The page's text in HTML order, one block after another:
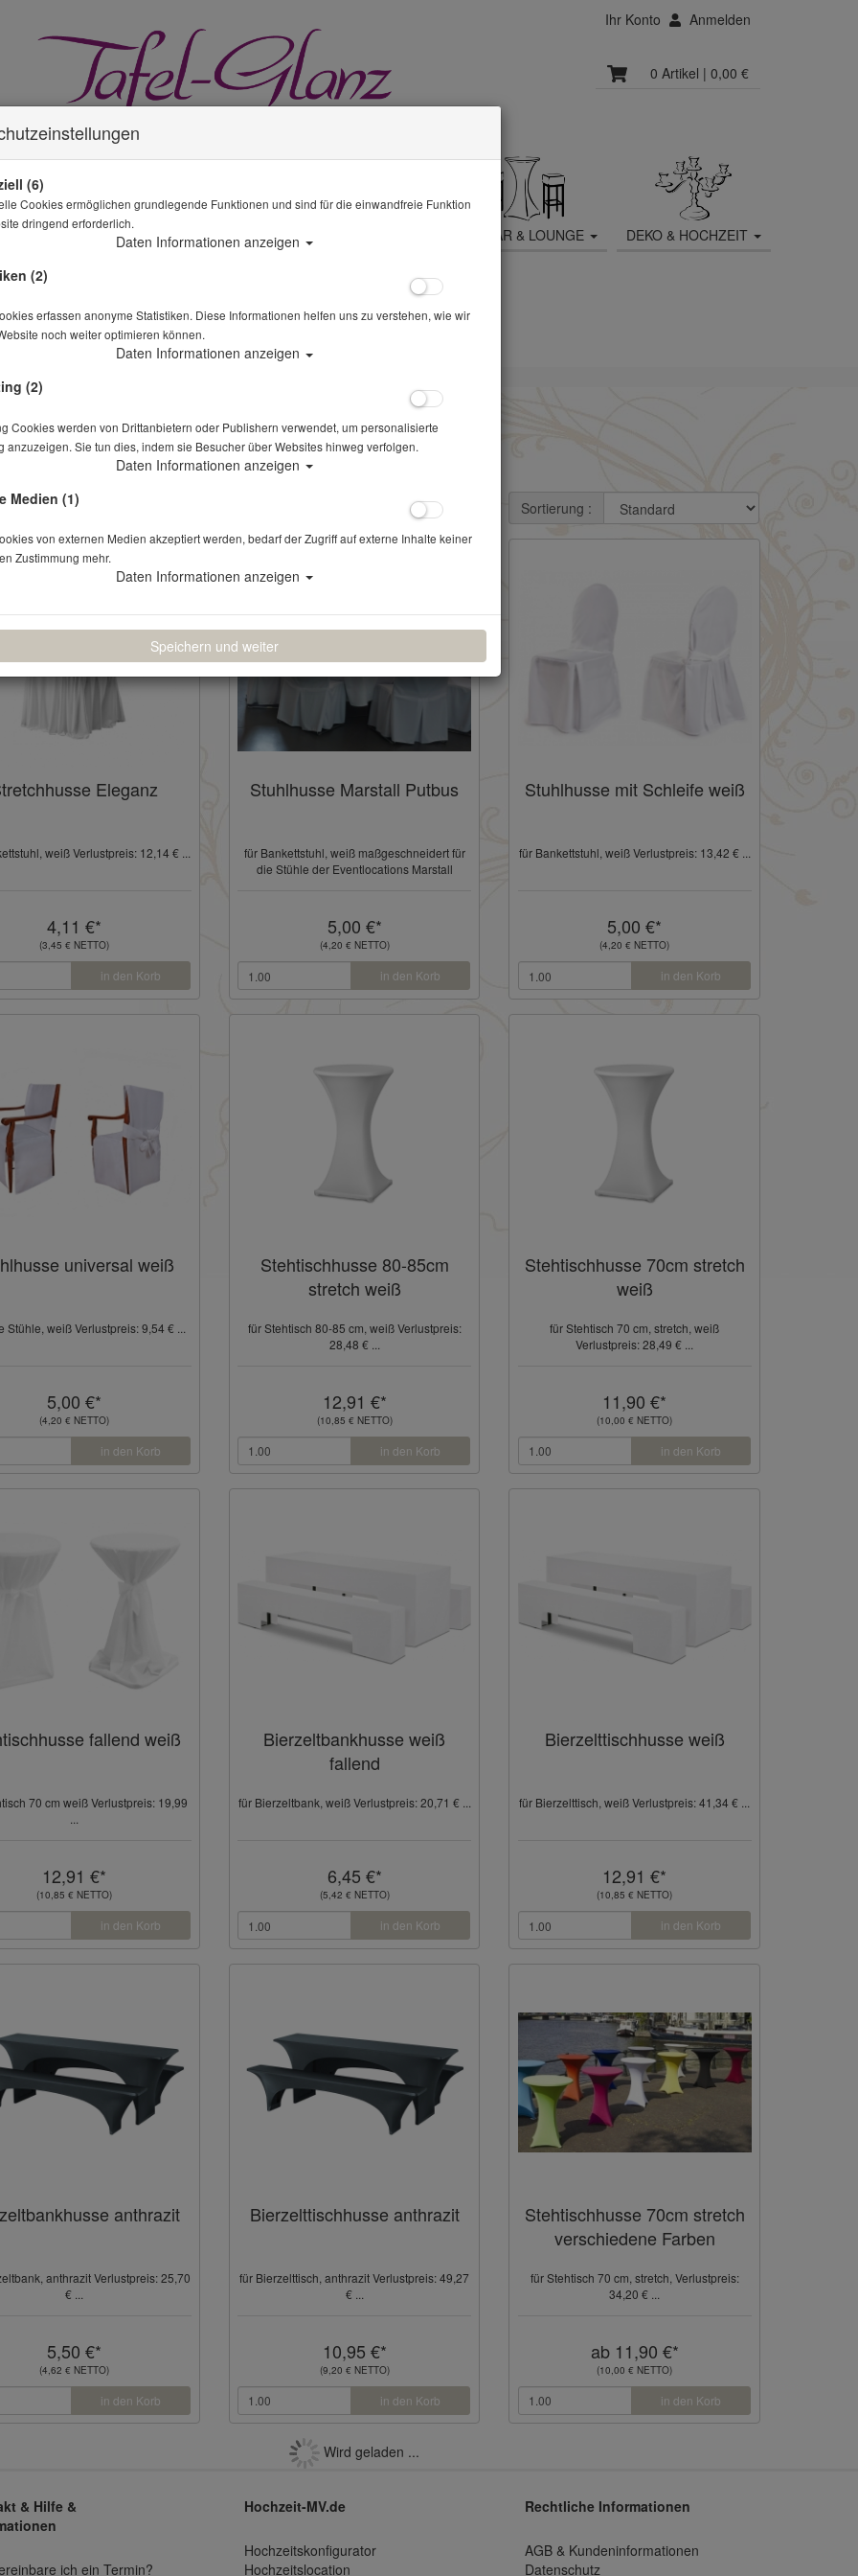
Ihr Konto Anmelden
0 Artikel | 0,00 €
GLÄSER MIETEN MIETWÄSCHE KÜCHE & GASTRO MOBILIAR & LOUNGE DEKO & HOCHZEIT
SPARANGEBOTE
Bankettstuhlhussen, Stehtischhussen, Bierzeltbankhussen, u.v.m.
Sortierung :
Eleganz
weiß Verlustpreis: 12,14 € ...
4,11 €*
(3,45 € NETTO)
in den Korb
Stuhlhusse Marstall Putbus
für Bankettstuhl, weiß maßgeschneidert für
die Stühle der Eventlocations Marstall
5,00 €*
(4,20 € NETTO)
in den Korb
Stuhlhusse mit Schleife weiß
für Bankettstuhl, weiß Verlustpreis: 13,42 € ...
5,00 €*
(4,20 € NETTO)
in den Korb
universal weiß
Stühle, weiß Verlustpreis: 9,54 € ...
5,00 €*
(4,20 € NETTO)
in den Korb
Stehtischhusse 80-85cm
stretch weiß
für Stehtisch 80-85 cm, weiß Verlustpreis:
28,48 € ...
12,91 €*
(10,85 € NETTO)
in den Korb
Stehtischhusse 70cm stretch
weiß
für Stehtisch 70 cm, stretch, weiß
Verlustpreis: 28,49 € ...
11,90 €*
(10,00 € NETTO)
in den Korb
fallend weiß
70 cm weiß Verlustpreis: 19,99
12,91 €*
(10,85 € NETTO)
in den Korb
Bierzeltbankhusse weiß
fallend
für Bierzeltbank, weiß Verlustpreis: 20,71 € ...
6,45 €*
(5,42 € NETTO)
in den Korb
Bierzelttischhusse weiß
für Bierzelttisch, weiß Verlustpreis: 41,34 € ...
12,91 €*
(10,85 € NETTO)
in den Korb
anthrazit
anthrazit Verlustpreis: 25,70
€ ...
5,50 €*
(4,62 € NETTO)
in den Korb
Bierzelttischhusse anthrazit
für Bierzelttisch, anthrazit Verlustpreis: 49,27
€ ...
10,95 €*
(9,20 € NETTO)
in den Korb
Stehtischhusse 70cm stretch
verschiedene Farben
für Stehtisch 70 cm, stretch, Verlustpreis:
34,20 € ...
ab 11,90 €*
(10,00 € NETTO)
in den Korb
Wird geladen ...
& Hilfe &
ich ein Termin?
Hochzeit-MV.de
Hochzeitskonfigurator
Hochzeitslocation
Rechtliche Informationen
AGB & Kundeninformationen
Datenschutz
(6)
Cookies ermöglichen grundlegende Funktionen und sind für die einwandfreie Funktion
dringend erforderlich.
Daten Informationen anzeigen
(2)
erfassen anonyme Statistiken. Diese Informationen helfen uns zu verstehen, wie wir
noch weiter optimieren können.
Daten Informationen anzeigen
(2)
Cookies werden von Drittanbietern oder Publishern verwendet, um personalisierte
anzuzeigen. Sie tun dies, indem sie Besucher über Websites hinweg verfolgen.
Daten Informationen anzeigen
Medien (1)
von externen Medien akzeptiert werden, bedarf der Zugriff auf externe Inhalte keiner
Zustimmung mehr.
Daten Informationen anzeigen
Speichern und weiter